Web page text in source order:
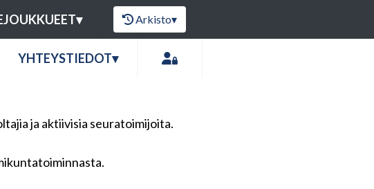
▾ Arkisto▾
YHTEYSTIEDOT▾
ja aktiivisia seuratoimijoita.